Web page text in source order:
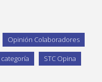
Opinión Colaboradores
STC Opina